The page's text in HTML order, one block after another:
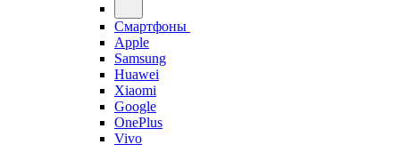
Смартфоны
Apple
Samsung
Huawei
Xiaomi
Google
OnePlus
Vivo